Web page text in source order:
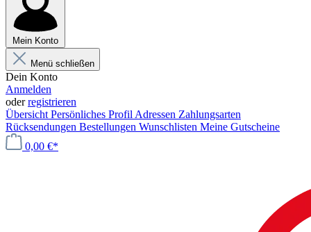
Mein Konto
Menü schließen
Dein Konto
Anmelden
oderregistrieren
Übersicht Persönliches Profil Adressen Zahlungsarten
Rücksendungen Bestellungen Wunschlisten Meine Gutscheine
0,00 €*